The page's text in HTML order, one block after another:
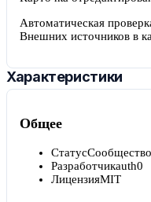
Автоматическая
Внешних источников в
Характеристики
Общее
СтатусСообщество
Разработчикauth0
ЛицензияMIT